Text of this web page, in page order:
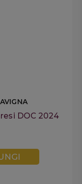
DOC 2024